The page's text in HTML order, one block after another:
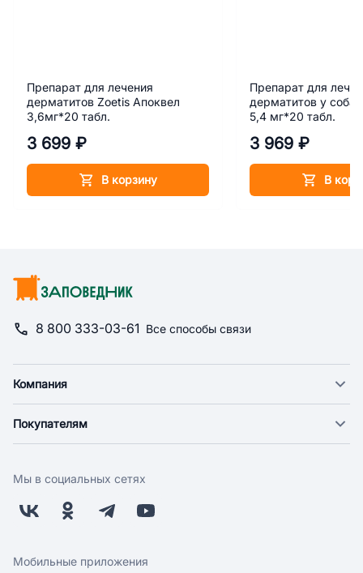
Препарат для лечения
дерматитов Zoetis Апоквел
3,6мг*20 табл.
3 699 ₽
В корзину
Препарат для
дерматитов у
5,4 мг*20 табл.
3 969 ₽
В
8 800 333-03-61 Все способы связи
Компания
Новости
Поставщикам
Заводчикам
Обратная связь
Покупателям
Оплата
Бонусная программа
Скидки и акции
Мы в социальных сетях
Мобильные приложения